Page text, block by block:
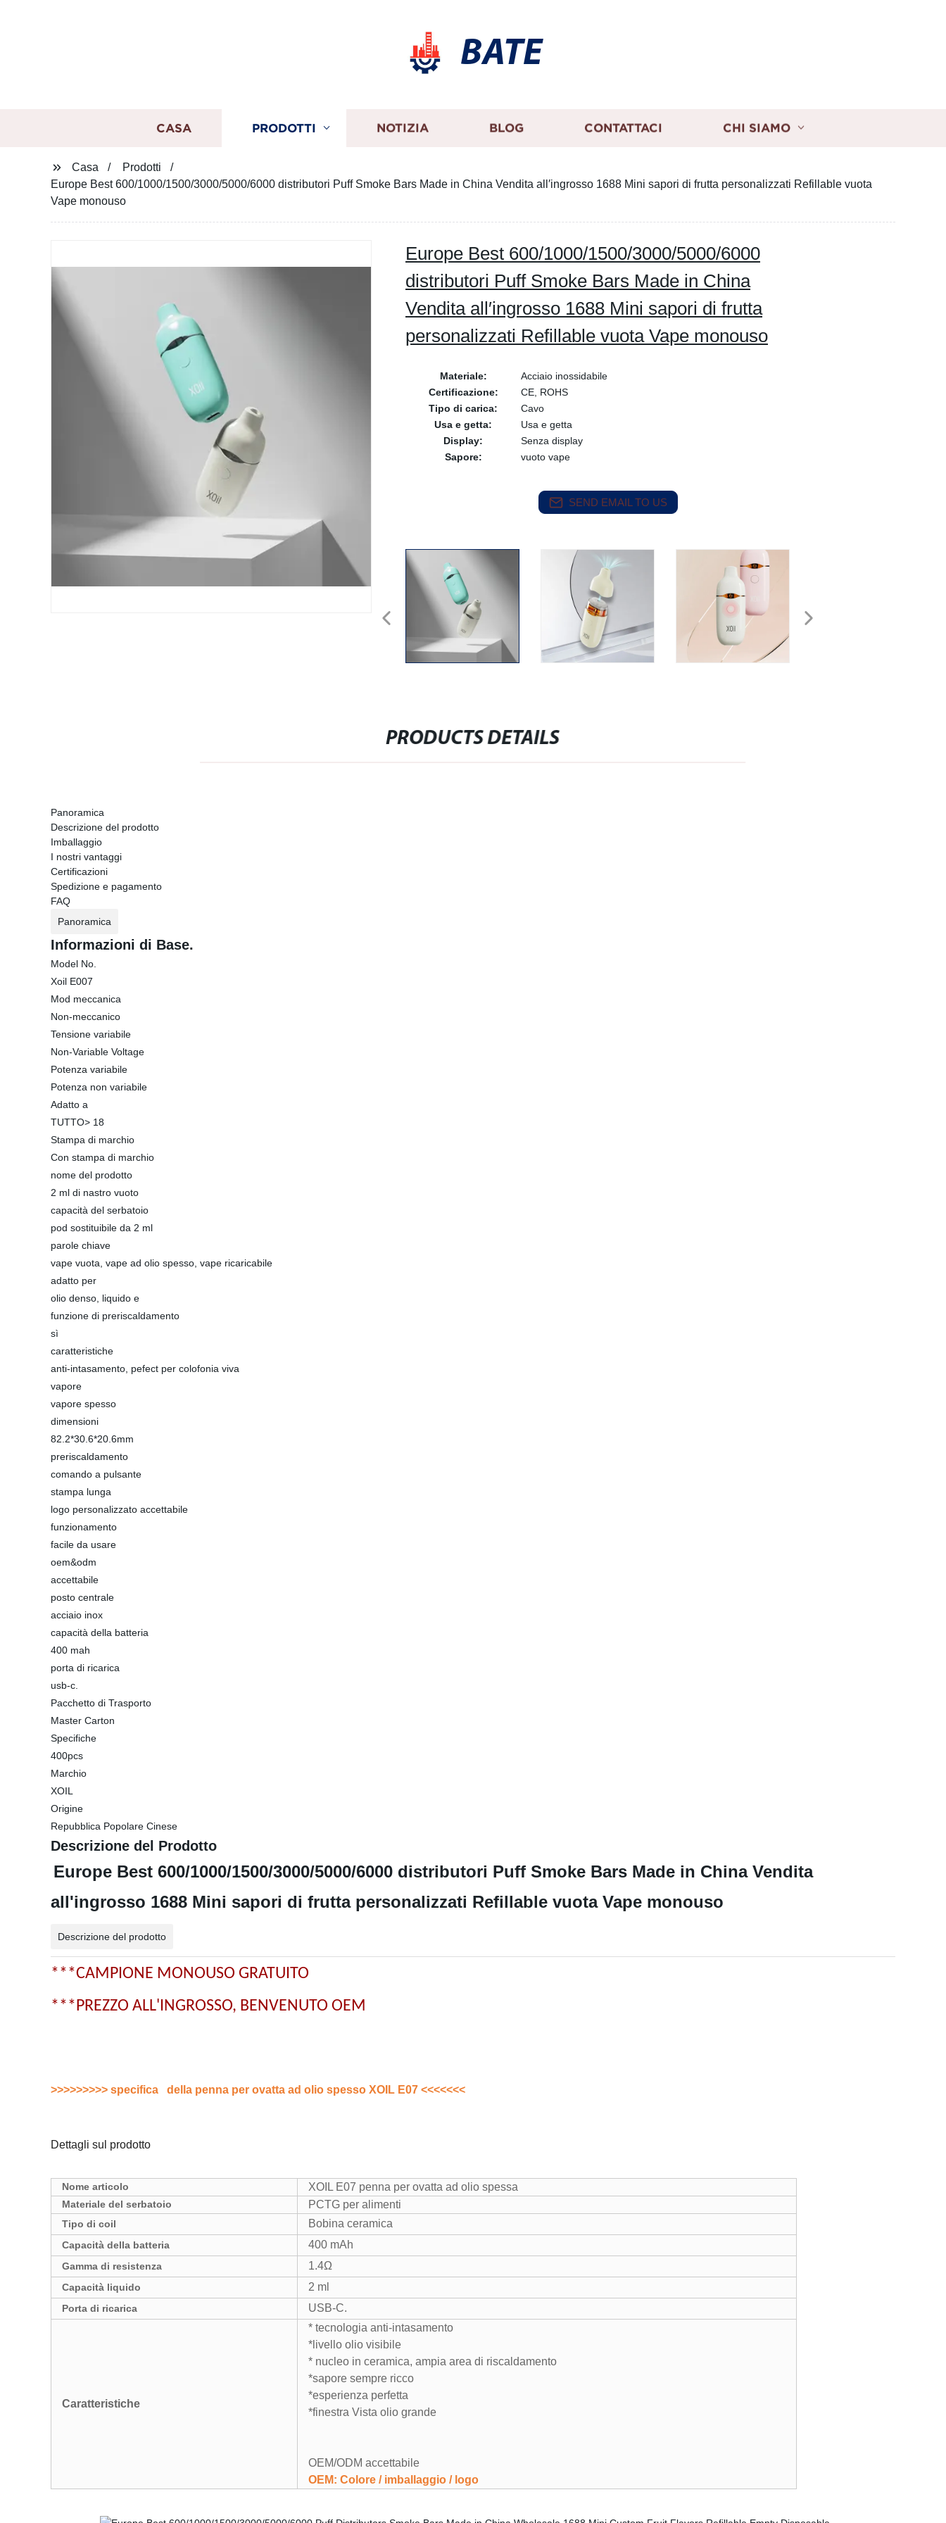
BATE
CASA PRODOTTI NOTIZIA BLOG CONTATTACI CHI SIAMO
Casa
Prodotti
Europe Best 600/1000/1500/3000/5000/6000 distributori Puff Smoke Bars Made in China Vendita all′ingrosso 1688 Mini sapori di frutta personalizzati Refillable vuota
Vape monouso
Europe Best 600/1000/1500/3000/5000/6000
distributori Puff Smoke Bars Made in China
Vendita all′ingrosso 1688 Mini sapori di frutta
personalizzati Refillable vuota Vape monouso
Materiale:
Acciaio inossidabile
Certificazione:
CE, ROHS
Tipo di carica:
Cavo
Usa e getta:
Usa e getta
Display:
Senza display
Sapore:
vuoto vape
SEND EMAIL TO US
PRODUCTS DETAILS
Panoramica
Descrizione del prodotto
Imballaggio
I nostri vantaggi
Certificazioni
Spedizione e pagamento
FAQ
Panoramica
Informazioni di Base.
Model No.
Xoil E007
Mod meccanica
Non-meccanico
Tensione variabile
Non-Variable Voltage
Potenza variabile
Potenza non variabile
Adatto a
TUTTO> 18
Stampa di marchio
Con stampa di marchio
nome del prodotto
2 ml di nastro vuoto
capacità del serbatoio
pod sostituibile da 2 ml
parole chiave
vape vuota, vape ad olio spesso, vape ricaricabile
adatto per
olio denso, liquido e
funzione di preriscaldamento
sì
caratteristiche
anti-intasamento, pefect per colofonia viva
vapore
vapore spesso
dimensioni
82.2*30.6*20.6mm
preriscaldamento
comando a pulsante
stampa lunga
logo personalizzato accettabile
funzionamento
facile da usare
oem&odm
accettabile
posto centrale
acciaio inox
capacità della batteria
400 mah
porta di ricarica
usb-c.
Pacchetto di Trasporto
Master Carton
Specifiche
400pcs
Marchio
XOIL
Origine
Repubblica Popolare Cinese
Descrizione del Prodotto
Europe Best 600/1000/1500/3000/5000/6000 distributori Puff Smoke Bars Made in China Vendita
all'ingrosso 1688 Mini sapori di frutta personalizzati Refillable vuota Vape monouso
Descrizione del prodotto
***CAMPIONE MONOUSO GRATUITO
***PREZZO ALL'INGROSSO, BENVENUTO OEM
>>>>>>>>> specifica della penna per ovatta ad olio spesso XOIL E07 <<<<<<<
Dettagli sul prodotto
Nome articolo XOIL E07 penna per ovatta ad olio spessa
Materiale del serbatoio PCTG per alimenti
Tipo di coil Bobina ceramica
Capacità della batteria 400 mAh
Gamma di resistenza 1.4Ω
Capacità liquido 2 ml
Porta di ricarica USB-C.
Caratteristiche
* tecnologia anti-intasamento
*livello olio visibile
* nucleo in ceramica, ampia area di riscaldamento
*sapore sempre ricco
*esperienza perfetta
*finestra Vista olio grande
OEM/ODM accettabile
OEM: Colore / imballaggio / logo